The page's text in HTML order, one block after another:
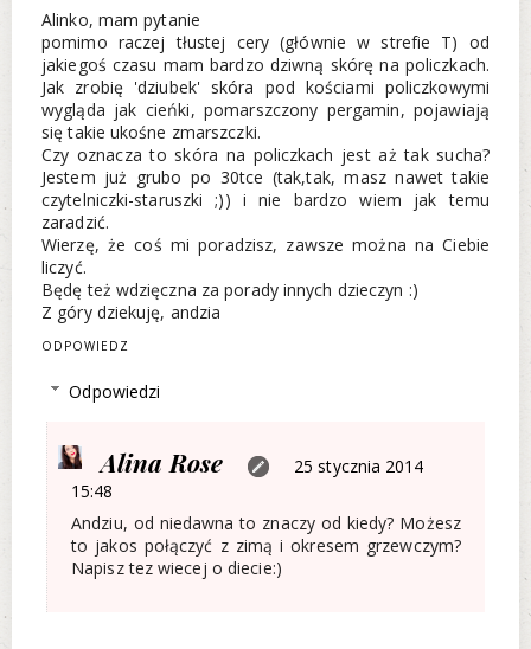
Alinko, mam pytanie
pomimo raczej tłustej cery (głównie w strefie T) od
jakiegoś czasu mam bardzo dziwną skórę na policzkach.
Jak zrobię 'dziubek' skóra pod kościami policzkowymi
wygląda jak cieńki, pomarszczony pergamin, pojawiają
się takie ukośne zmarszczki.
Czy oznacza to skóra na policzkach jest aż tak sucha?
Jestem już grubo po 30tce (tak,tak, masz nawet takie
czytelniczki-staruszki ;)) i nie bardzo wiem jak temu
zaradzić.
Wierzę, że coś mi poradzisz, zawsze można na Ciebie
liczyć.
Będę też wdzięczna za porady innych dzieczyn :)
Z góry dziekuję, andzia
ODPOWIEDZ
Odpowiedzi
Alina Rose
25 stycznia 2014
15:48
Andziu, od niedawna to znaczy od kiedy? Możesz
to jakos połączyć z zimą i okresem grzewczym?
Napisz tez wiecej o diecie:)